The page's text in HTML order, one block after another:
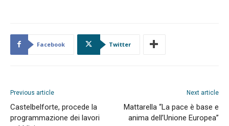
Facebook Twitter
Previous article
Castelbelforte, procede la
programmazione dei lavori
Next article
Mattarella “La pace è base e
anima dell’Unione Europea”